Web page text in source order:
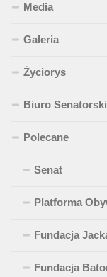
Media
Galeria
Życiorys
Biuro
Polecane
Senat
Platforma
Fundacja
Fundacja